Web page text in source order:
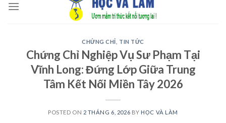
CHỨNG CHỈ TIN TỨC
Chứng Chỉ Nghiệp Vụ Sư Phạm Tại
Vĩnh Long: Đứng Lớp Giữa Trung
Tâm Kết Nối Miền Tây 2026
POSTED ON 2 THÁNG 6, 2026 BY HỌC VÀ LÀM